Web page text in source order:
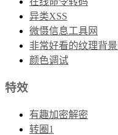
异类XSS
微慑信息工具网
非常好看的纹理背景
颜色调试
特效
有趣加密解密
转圈1